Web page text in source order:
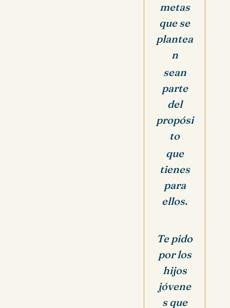
metas
que se
plantea
n
sean
parte
del
propósi
to
que
tienes
para
ellos.
Te pido
por los
hijos
jóvene
s que